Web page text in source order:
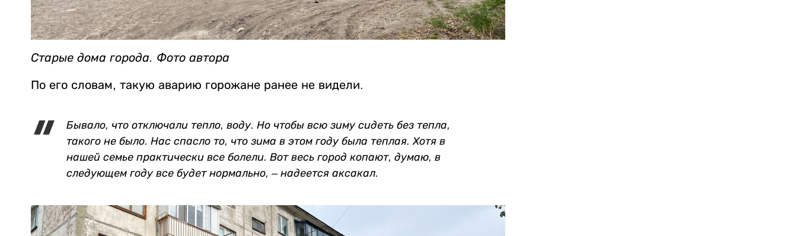
Старые дома города. Фото автора
По его словам, такую аварию горожане ранее не видели.
Бывало, что отключали тепло, воду. Но чтобы всю зиму сидеть без тепла,
такого не было. Нас спасло то, что зима в этом году была теплая. Хотя в
нашей семье практически все болели. Вот весь город копают, думаю, в
следующем году все будет нормально, – надеется аксакал.